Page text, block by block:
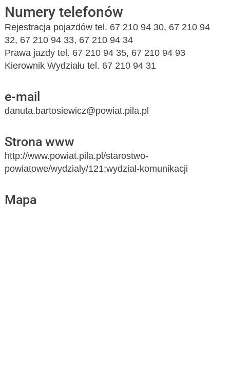
Numery telefonów
Rejestracja pojazdów tel. 67 210 94 30, 67 210 94
32, 67 210 94 33, 67 210 94 34
Prawa jazdy tel. 67 210 94 35, 67 210 94 93
Kierownik Wydziału tel. 67 210 94 31
e-mail
danuta.bartosiewicz@powiat.pila.pl
Strona www
http://www.powiat.pila.pl/starostwo-
powiatowe/wydzialy/121;wydzial-komunikacji
Mapa